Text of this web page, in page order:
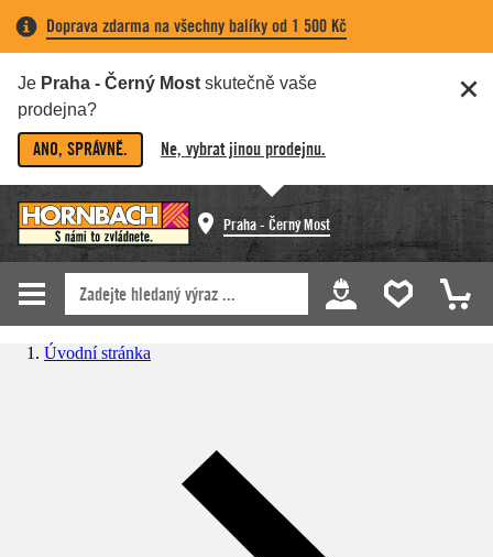
Doprava zdarma na všechny balíky od 1 500 Kč
Je Praha - Černý Most skutečně vaše
prodejna?
ANO, SPRÁVNĚ. Ne, vybrat jinou prodejnu.
Praha - Černý Most
Úvodní stránka